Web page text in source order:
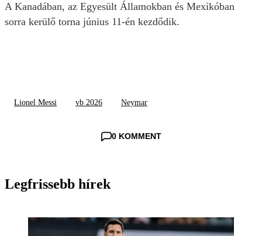
A Kanadában, az Egyesült Államokban és Mexikóban
sorra kerülő torna június 11-én kezdődik.
Lionel Messi vb 2026 Neymar
0 KOMMENT
Legfrissebb hírek